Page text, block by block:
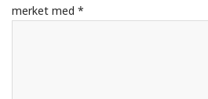
merket med *